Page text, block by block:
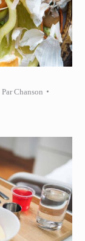
ParChanson